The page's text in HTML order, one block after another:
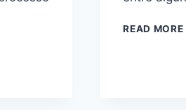
READ MORE